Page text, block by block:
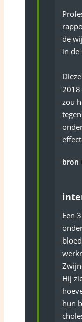
de
in de
zou
bron
Een
Hij
hun